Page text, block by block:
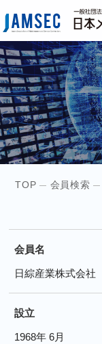
TOP 会員検索
会員名
日綜産業株式会社
設立
1968年 6月